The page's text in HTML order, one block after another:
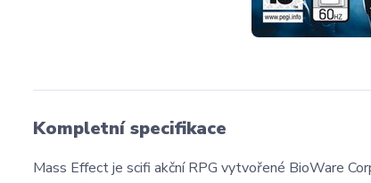
Kompletní specifikace
Mass Effect je scifi akční RPG vytvořené BioWare